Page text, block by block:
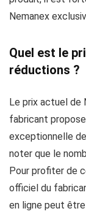
Nemanex
Quel est le
réductions ?
Le prix actuel de
fabricant
exceptionnelle
noter que le
Pour profiter de
officiel du
en ligne peut